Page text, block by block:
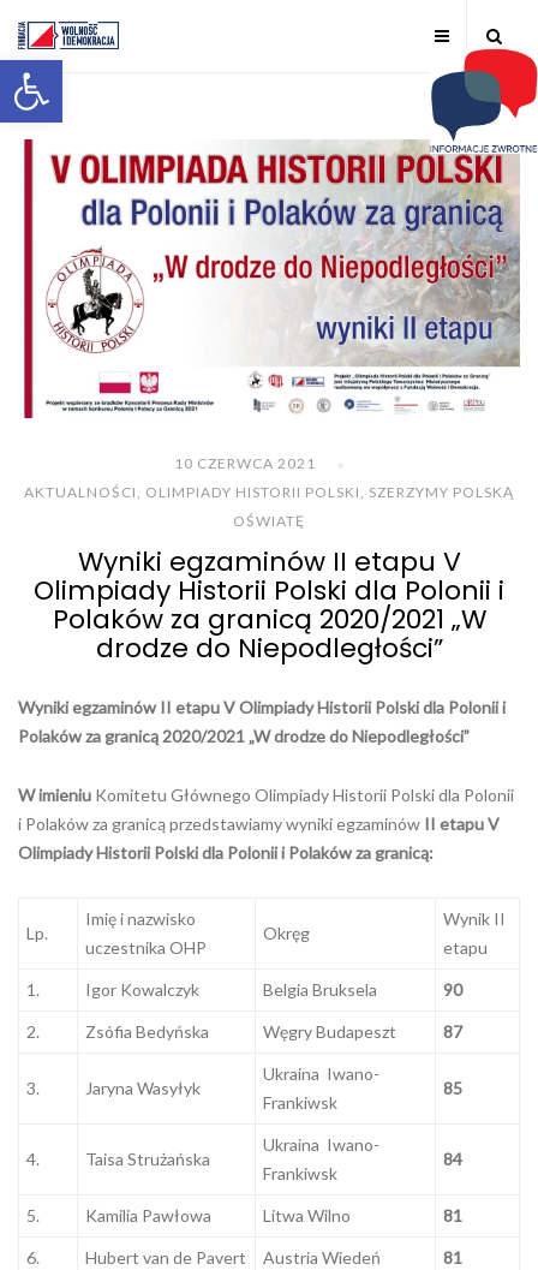
Otwórz pasek narzędzi
10 CZERWCA 2021
AKTUALNOŚCI, OLIMPIADY HISTORII POLSKI, SZERZYMY POLSKĄ
OŚWIATĘ
Wyniki egzaminów II etapu V
Olimpiady Historii Polski dla Polonii i
Polaków za granicą 2020/2021 „W
drodze do Niepodległości”
Wyniki egzaminów II etapu V Olimpiady Historii Polski dla Polonii i
Polaków za granicą 2020/2021 „W drodze do Niepodległości”
W imieniu Komitetu Głównego Olimpiady Historii Polski dla Polonii
i Polaków za granicą przedstawiamy wyniki egzaminów II etapu V
Olimpiady Historii Polski dla Polonii i Polaków za granicą:
Lp.
Imię i nazwisko
uczestnika OHP
Okręg
Wynik II
etapu
1. Igor Kowalczyk Belgia Bruksela 90
2. Zsófia Bedyńska Węgry Budapeszt 87
3. Jaryna Wasyłyk
Ukraina Iwano-
Frankiwsk
85
4. Taisa Strużańska
Ukraina Iwano-
Frankiwsk
84
5. Kamilia Pawłowa Litwa Wilno 81
6. Hubert van de Pavert Austria Wiedeń 81